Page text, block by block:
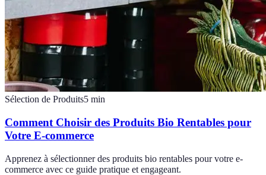
Sélection de Produits5 min
Comment Choisir des Produits Bio Rentables pour
Votre E-commerce
Apprenez à sélectionner des produits bio rentables pour votre e-
commerce avec ce guide pratique et engageant.